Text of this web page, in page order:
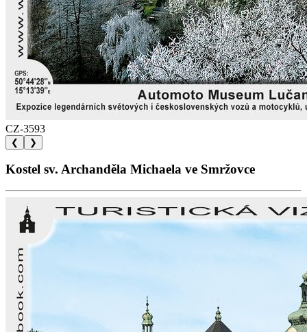
CZ-3593
❮ ❯
Kostel sv. Archanděla Michaela ve Smržovce